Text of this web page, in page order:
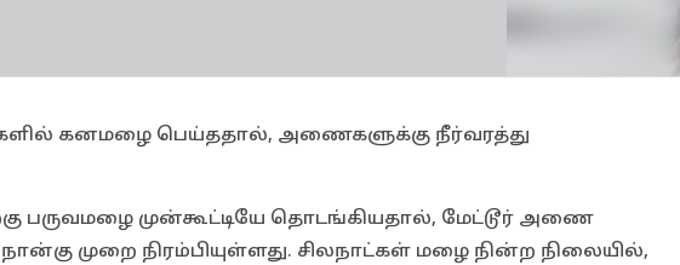
கனமழை பெய்ததால், அணைகளுக்கு நீர்வரத்து
பருவமழை முன்கூட்டியே தொடங்கியதால், மேட்டூர் அணை
முறை நிரம்பியுள்ளது. சிலநாட்கள் மழை நின்ற நிலையில்,